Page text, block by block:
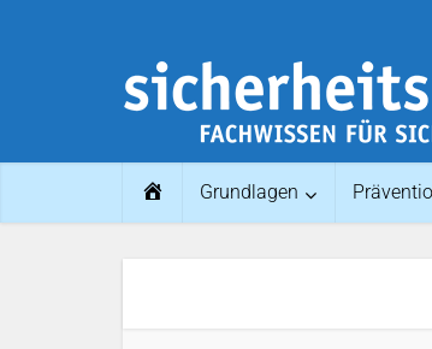
HomeGrundlagen